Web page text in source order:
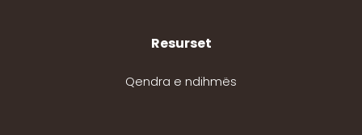
Resurset
Qendra e ndihmës